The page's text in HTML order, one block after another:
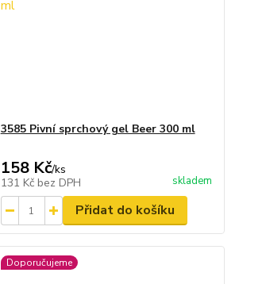
3585 Pivní sprchový gel Beer 300 ml
158 Kč/ks
131 Kč bez DPH skladem
Přidat do košíku
Doporučujeme